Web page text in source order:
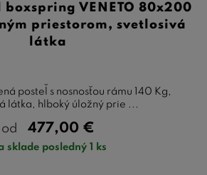
boxspring VENETO 80x200
priestorom, svetlosivá
látka
posteľ s nosnosťou rámu 140 Kg,
látka, hlboký úložný prie ...
od 477,00 €
sklade posledný 1 ks